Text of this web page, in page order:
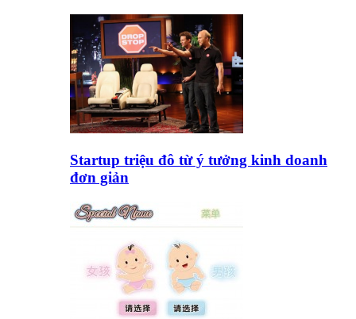
Startup triệu đô từ ý tưởng kinh doanh
đơn giản